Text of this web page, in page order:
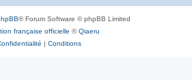
® Forum Software © phpBB Limited
française officielle ©Qiaeru
| Conditions